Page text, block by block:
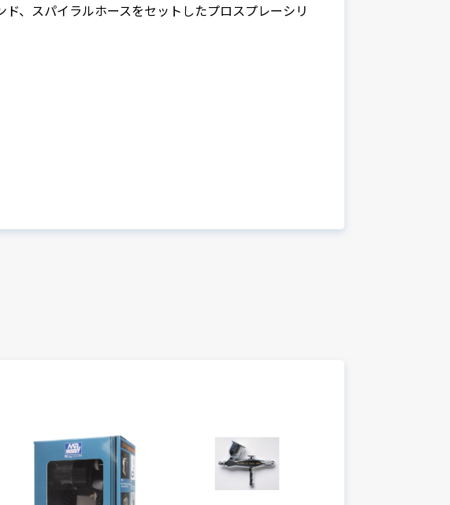
、スパイラルホースをセットしたプロスプレーシリ